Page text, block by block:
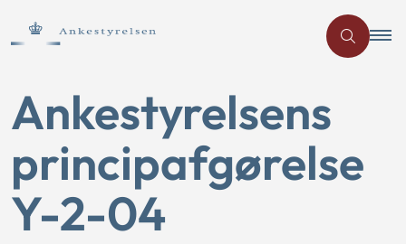
Ankestyrelsens
principafgørelse
Y-2-04